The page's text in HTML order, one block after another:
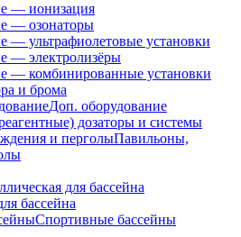
— ионизация
— озонаторы
— ультрафиолетовые установки
— электролизёры
— комбинированные установки
и брома
Доп. оборудование
дозаторы и системы
Павильоны,
для бассейна
бассейна
Спортивные бассейны